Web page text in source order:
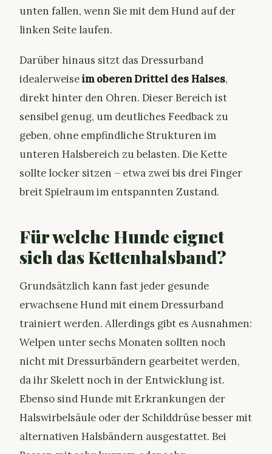
unten fallen, wenn Sie mit dem Hund auf der
linken Seite laufen.
Darüber hinaus sitzt das Dressurband
idealerweiseim oberen Drittel des Halses,
direkt hinter den Ohren. Dieser Bereich ist
sensibel genug, um deutliches Feedback zu
geben, ohne empfindliche Strukturen im
unteren Halsbereich zu belasten. Die Kette
sollte locker sitzen – etwa zwei bis drei Finger
breit Spielraum im entspannten Zustand.
Für welche Hunde eignet
sich das Kettenhalsband?
Grundsätzlich kann fast jeder gesunde
erwachsene Hund mit einem Dressurband
trainiert werden. Allerdings gibt es Ausnahmen:
Welpen unter sechs Monaten sollten noch
nicht mit Dressurbändern gearbeitet werden,
da ihr Skelett noch in der Entwicklung ist.
Ebenso sind Hunde mit Erkrankungen der
Halswirbelsäule oder der Schilddrüse besser mit
alternativen Halsbändern ausgestattet. Bei